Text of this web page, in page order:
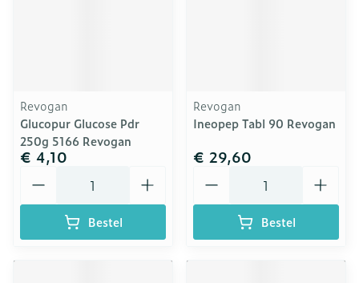
Revogan
Glucopur Glucose Pdr
250g 5166 Revogan
€ 4,10
Bestel
Revogan
Ineopep Tabl 90 Revogan
€ 29,60
Bestel